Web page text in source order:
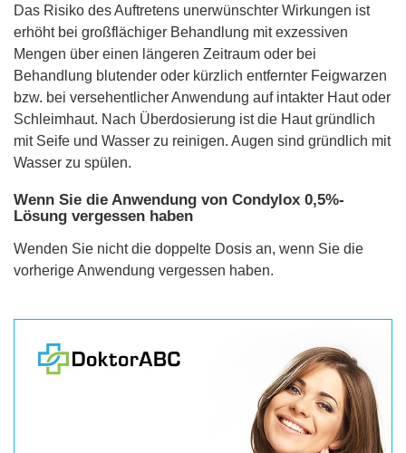
Das Risiko des Auftretens unerwünschter Wirkungen ist
erhöht bei großflächiger Behandlung mit exzessiven
Mengen über einen längeren Zeitraum oder bei
Behandlung blutender oder kürzlich entfernter Feigwarzen
bzw. bei versehentlicher Anwendung auf intakter Haut oder
Schleimhaut. Nach Überdosierung ist die Haut gründlich
mit Seife und Wasser zu reinigen. Augen sind gründlich mit
Wasser zu spülen.
Wenn Sie die Anwendung von Condylox 0,5%-
Lösung vergessen haben
Wenden Sie nicht die doppelte Dosis an, wenn Sie die
vorherige Anwendung vergessen haben.